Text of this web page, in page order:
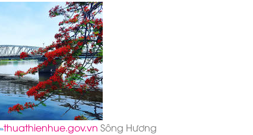
thuathienhue.gov.vn Sông Hương